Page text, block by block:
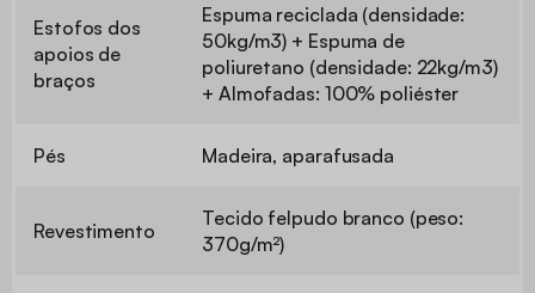
Estofos dos
apoios de
braços
Espuma reciclada (densidade:
50kg/m3) + Espuma de
poliuretano (densidade: 22kg/m3)
+ Almofadas: 100% poliéster
Pés Madeira, aparafusada
Revestimento
Tecido felpudo branco (peso:
370g/m²)